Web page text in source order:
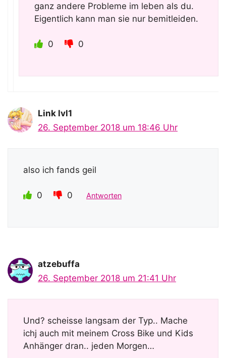
ganz andere Probleme im leben als du.
Eigentlich kann man sie nur bemitleiden.
0 0
Link lvl1
26. September 2018 um 18:46 Uhr
also ich fands geil
0 0 Antworten
atzebuffa
26. September 2018 um 21:41 Uhr
Und? scheisse langsam der Typ.. Mache
ichj auch mit meinem Cross Bike und Kids
Anhänger dran.. jeden Morgen…